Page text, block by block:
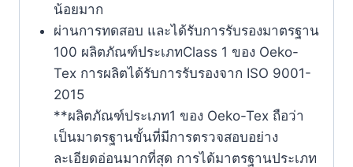
น้อยมาก
ผ่านการทดสอบ และได้รับการรับรองมาตรฐาน
100 ผลิตภัณฑ์ประเภทClass 1 ของ Oeko-
Tex การผลิตได้รับการรับรองจาก ISO 9001-
2015
**ผลิตภัณฑ์ประเภท1 ของ Oeko-Tex ถือว่า
เป็นมาตรฐานขั้นที่มีการตรวจสอบอย่าง
ละเอียดอ่อนมากที่สุด การได้มาตรฐานประเภท